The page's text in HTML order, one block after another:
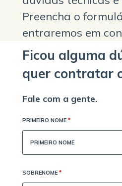
Preencha o
entraremos em
Ficou alguma
quer contratar
Fale com a gente.
PRIMEIRO NOME *
SOBRENOME *